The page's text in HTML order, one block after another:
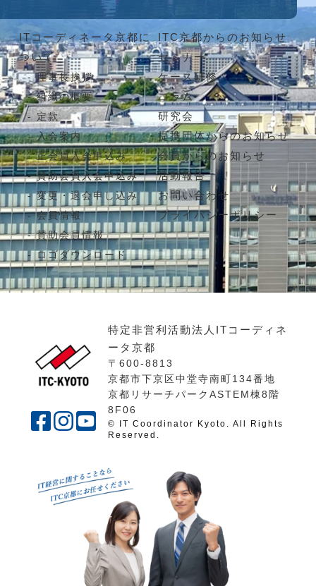
ITコーディネータ京都に
ついて
理事長挨拶
組織の概要
定款
入会案内
正会員入会申込み
賛助会員入会申込み
変更・退会申し込み
会員情報
賛助会員情報
ロゴダウンロード
ITC京都からのお知らせ
セミナー
ケース研修
コラム
研究会
提携団体からのお知らせ
会員からのお知らせ
活動報告
お問い合わせ
プライバシーポリシー
特定非営利活動法人ITコーディネ
ータ京都
〒600-8813
京都市下京区中堂寺南町134番地
京都リサーチパークASTEM棟8階
8F06
© IT Coordinator Kyoto. All Rights
Reserved.